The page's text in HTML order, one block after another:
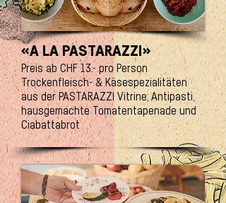
«A LA PASTARAZZI»
Preis ab CHF 13.- pro Person
Trockenfleisch- & Käsespezialitäten
aus der PASTARAZZI Vitrine, Antipasti,
hausgemachte Tomatentapenade und
Ciabattabrot